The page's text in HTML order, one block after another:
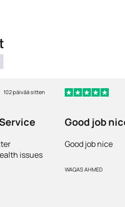
102 päivää sitten
issues
Good job
Good job nice
WAQAS AHMED